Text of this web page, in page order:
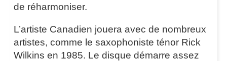
de réharmoniser.
L’artiste Canadien jouera avec de nombreux
artistes, comme le saxophoniste ténor Rick
Wilkins en 1985. Le disque démarre assez